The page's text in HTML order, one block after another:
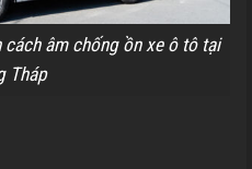
âm chống ồn xe ô tô tại
Tháp